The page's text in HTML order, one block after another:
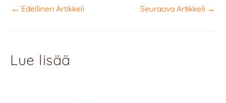
← Edellinen Artikkeli Seuraava Artikkeli →
Lue lisää